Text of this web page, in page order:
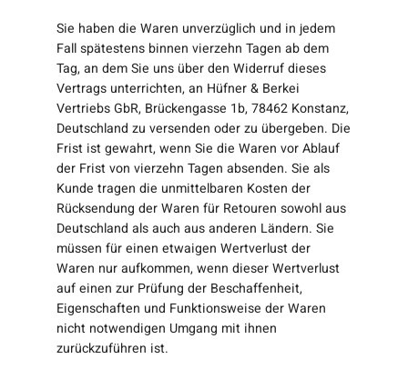
Sie haben die Waren unverzüglich und in jedem
Fall spätestens binnen vierzehn Tagen ab dem
Tag, an dem Sie uns über den Widerruf dieses
Vertrags unterrichten, an Hüfner & Berkei
Vertriebs GbR, Brückengasse 1b, 78462 Konstanz,
Deutschland zu versenden oder zu übergeben. Die
Frist ist gewahrt, wenn Sie die Waren vor Ablauf
der Frist von vierzehn Tagen absenden. Sie als
Kunde tragen die unmittelbaren Kosten der
Rücksendung der Waren für Retouren sowohl aus
Deutschland als auch aus anderen Ländern. Sie
müssen für einen etwaigen Wertverlust der
Waren nur aufkommen, wenn dieser Wertverlust
auf einen zur Prüfung der Beschaffenheit,
Eigenschaften und Funktionsweise der Waren
nicht notwendigen Umgang mit ihnen
zurückzuführen ist.